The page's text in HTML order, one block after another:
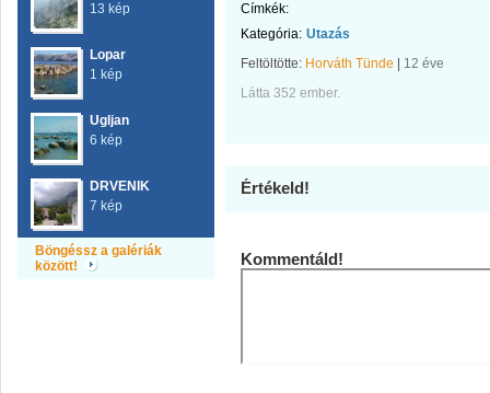
13 kép
Lopar
1 kép
Ugljan
6 kép
DRVENIK
7 kép
Böngéssz a galériák
között!
Címkék:
Kategória: Utazás
Feltöltötte: Horváth Tünde
12 éve
Látta 352 ember.
Értékeld!
Kommentáld!